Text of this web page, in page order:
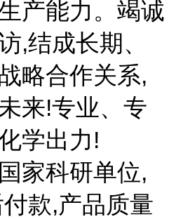
产能力。竭诚
,结成长期、
略合作关系,
来!专业、专
学出力!
家科研单位,
款,产品质量